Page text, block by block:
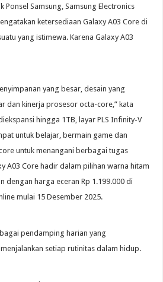
Ponsel Samsung, Samsung Electronics
ketersediaan Galaxy A03 Core di
yang istimewa. Karena Galaxy A03
yang besar, desain yang
dan kinerja prosesor octa-core,” kata
hingga 1TB, layar PLS Infinity-V
untuk belajar, bermain game dan
untuk menangani berbagai tugas
A03 Core hadir dalam pilihan warna hitam
dengan harga eceran Rp 1.199.000 di
mulai 15 Desember 2025.
pendamping harian yang
setiap rutinitas dalam hidup.